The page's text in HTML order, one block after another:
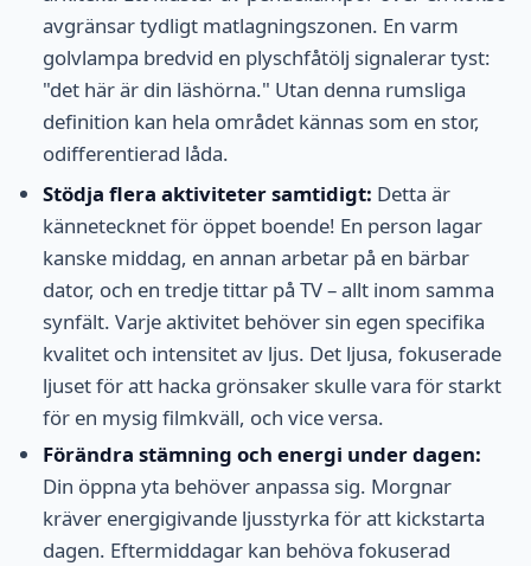
avgränsar tydligt matlagningszonen. En varm
golvlampa bredvid en plyschfåtölj signalerar tyst:
"det här är din läshörna." Utan denna rumsliga
definition kan hela området kännas som en stor,
odifferentierad låda.
Stödja flera aktiviteter samtidigt: Detta är
kännetecknet för öppet boende! En person lagar
kanske middag, en annan arbetar på en bärbar
dator, och en tredje tittar på TV – allt inom samma
synfält. Varje aktivitet behöver sin egen specifika
kvalitet och intensitet av ljus. Det ljusa, fokuserade
ljuset för att hacka grönsaker skulle vara för starkt
för en mysig filmkväll, och vice versa.
Förändra stämning och energi under dagen:
Din öppna yta behöver anpassa sig. Morgnar
kräver energigivande ljusstyrka för att kickstarta
dagen. Eftermiddagar kan behöva fokuserad